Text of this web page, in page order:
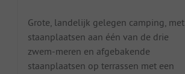
Grote, landelijk gelegen camping, met
staanplaatsen aan één van de drie
zwem-meren en afgebakende
staanplaatsen op terrassen met een